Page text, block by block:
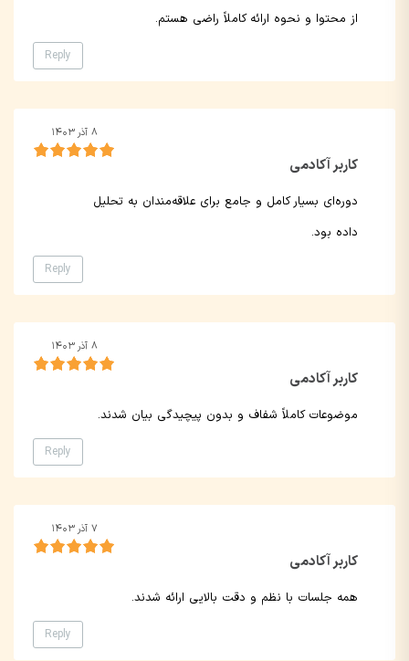
Reply
از محتوا و نحوه ارائه کاملاً راضی هستم.
کاربر آکادمی
۸ آذر ۱۴۰۳
Reply
دوره‌ای بسیار کامل و جامع برای علاقه‌مندان به تحلیل
داده بود.
کاربر آکادمی
۸ آذر ۱۴۰۳
Reply
موضوعات کاملاً شفاف و بدون پیچیدگی بیان شدند.
کاربر آکادمی
۷ آذر ۱۴۰۳
Reply
همه جلسات با نظم و دقت بالایی ارائه شدند.